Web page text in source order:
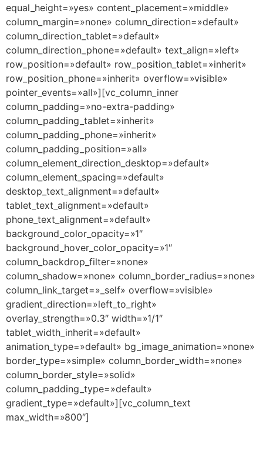
equal_height=»yes» content_placement=»middle»
column_margin=»none» column_direction=»default»
column_direction_tablet=»default»
column_direction_phone=»default» text_align=»left»
row_position=»default» row_position_tablet=»inherit»
row_position_phone=»inherit» overflow=»visible»
pointer_events=»all»][vc_column_inner
column_padding=»no-extra-padding»
column_padding_tablet=»inherit»
column_padding_phone=»inherit»
column_padding_position=»all»
column_element_direction_desktop=»default»
column_element_spacing=»default»
desktop_text_alignment=»default»
tablet_text_alignment=»default»
phone_text_alignment=»default»
background_color_opacity=»1″
background_hover_color_opacity=»1″
column_backdrop_filter=»none»
column_shadow=»none» column_border_radius=»none»
column_link_target=»_self» overflow=»visible»
gradient_direction=»left_to_right»
overlay_strength=»0.3″ width=»1/1″
tablet_width_inherit=»default»
animation_type=»default» bg_image_animation=»none»
border_type=»simple» column_border_width=»none»
column_border_style=»solid»
column_padding_type=»default»
gradient_type=»default»][vc_column_text
max_width=»800″]